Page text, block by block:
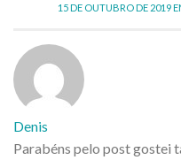
15 DE OUTUBRO DE 2019
Denis
Parabéns pelo post gostei